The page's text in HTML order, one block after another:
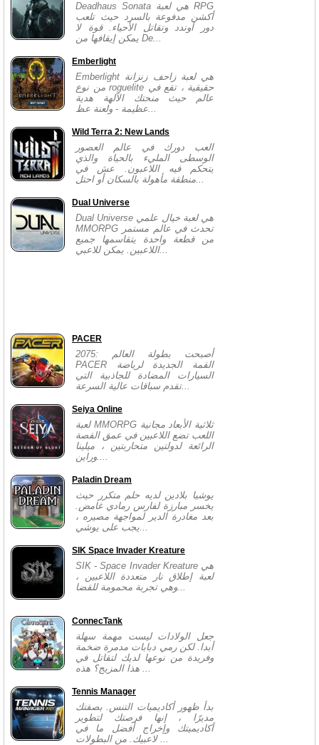
Deadhaus Sonata هي لعبة RPG
أكشن مدفوعة بالسرد حيث تلعب
دور أوندد وتقاتل الأحياء. قوة لا
يمكن إيقافها من De...
Emberlight
Emberlight هي لعبة زاحف زنزانة
من نوع roguelite حقيقية ، تقع في
عالم حيث منحتك الآلهة هدية
عظيمة - ولعنة عظ...
Wild Terra 2: New Lands
العب دورك في عالم العصور
الوسطى المليء بالحياة والذي
يتحكم فيه اللاعبون. عش في
منطقة مأهولة بالسكان أو احتل...
Dual Universe
Dual Universe هي لعبة خيال علمي
MMORPG تحدث في عالم مستمر
من قطعة واحدة يتقاسمها جميع
اللاعبين. يمكن للاعبي...
PACER
2075: أصبحت بطولة العالم
PACER القمة الجديدة لرياضة
السيارات المضادة للجاذبية التي
تقدم سباقات عالية السرعة...
Seiya Online
لعبة MMORPG ثلاثية الأبعاد مجانية
اللعب تضع اللاعبين في عمق القصة
الرائعة لدولتين متحاربتين ، ميلينا
وراين....
Paladin Dream
يوشيا بلادين لديه حلم متكرر حيث
يخسر مبارزة لفارس رمادي غامض.
بعد مغادرة الدير لمواجهة مصيره ،
يجب على يوشي...
SIK Space Invader Kreature
SIK - Space Invader Kreature هي
لعبة إطلاق نار متعددة اللاعبين ،
وهي تجربة محمومة للقضا...
ConnecTank
جعل الولادات ليست مهمة سهلة
أبدا. لكن رمي دبابات مدمرة ضخمة
وفريدة من نوعها لديك لتقاتل في
هذا المزيج؟ هذه ...
Tennis Manager
بدأ ظهور أكاديميات التنس. بصفتك
مديرًا ، إنها فرصتك لتطوير
أكاديميتك وإخراج أفضل ما في
لاعبيك. من البطولات ...